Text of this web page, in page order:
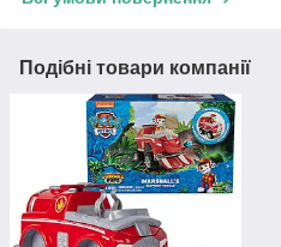
Подібні товари компанії